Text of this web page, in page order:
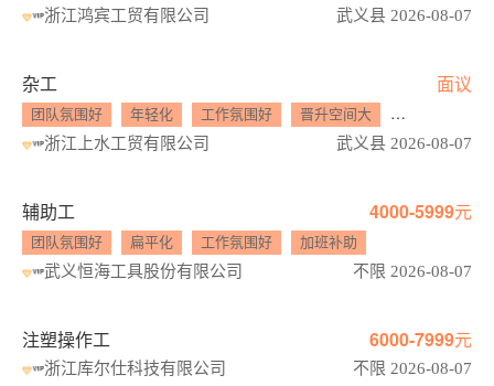
浙江鸿宾工贸有限公司 武义县 2026-08-07
杂工 面议
团队氛围好 年轻化 工作氛围好 晋升空间大 员工旅游
浙江上水工贸有限公司 武义县 2026-08-07
辅助工 4000-5999元
团队氛围好 扁平化 工作氛围好 加班补助
武义恒海工具股份有限公司 不限 2026-08-07
注塑操作工 6000-7999元
浙江库尔仕科技有限公司 不限 2026-08-07